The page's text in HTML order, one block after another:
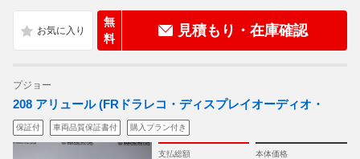
無
料
見積もり・在庫確認
プジョー
208 アリュール (FRドラレコ・ディスプレイオーディオ・
保証付 車両品質保証書付 購入プラン付き
支払総額 本体価格